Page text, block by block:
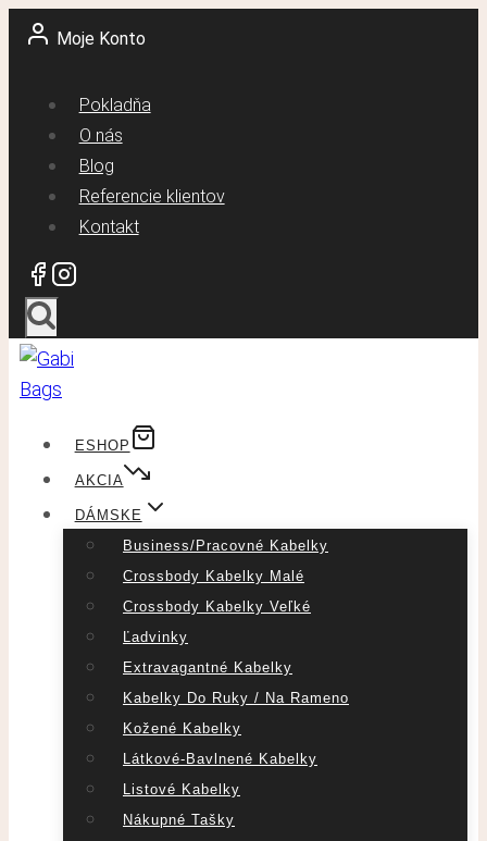
Skip
Moje Konto
Pokladňa
O nás
Blog
Referencie klientov
Kontakt
ESHOP
AKCIA
DÁMSKE
Business/pracovné Kabelky
Crossbody Kabelky Malé
Crossbody Kabelky Veľké
Ľadvinky
Extravagantné Kabelky
Kabelky Do Ruky / Na Rameno
Kožené Kabelky
Látkové-Bavlnené Kabelky
Listové Kabelky
Nákupné Tašky